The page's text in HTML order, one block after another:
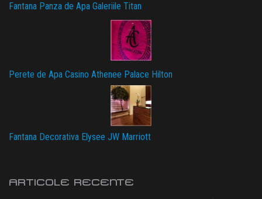
Fantana Panza de Apa Galeriile Titan
Perete de Apa Casino Athenee Palace Hilton
Fantana Decorativa Elysee JW Marriott
ARTICOLE RECENTE